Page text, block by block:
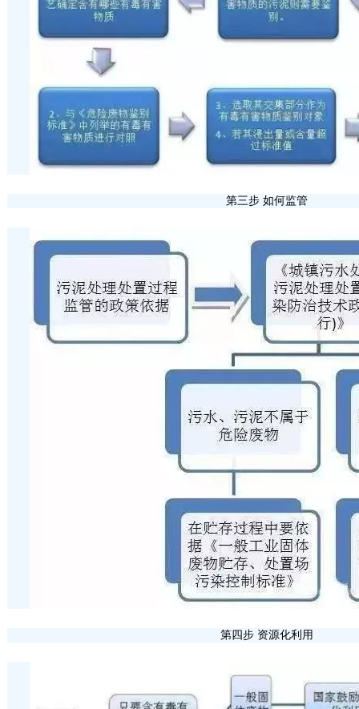
第三步 如何监管
第四步 资源化利用